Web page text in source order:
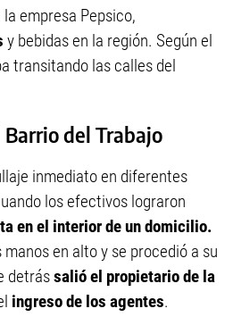
empresa Pepsico,
y bebidas en la región. Según el
transitando las calles del
del Trabajo
inmediato en diferentes
los efectivos lograron
en el interior de un domicilio.
en alto y se procedió a su
detrássalió el propietario de la
ingreso de los agentes.